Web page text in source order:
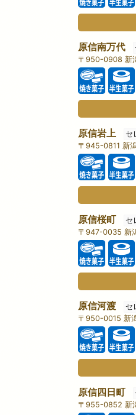
原信南万代
〒950-0908 新
原信岩上
セ
〒945-0811 新
原信桜町
セ
〒947-0035 新
原信河渡
セ
〒950-0015 新
原信四日町
〒955-0852 新